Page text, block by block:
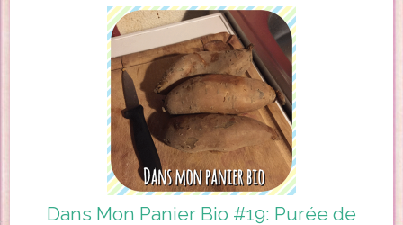
Dans Mon Panier Bio #19: Purée de